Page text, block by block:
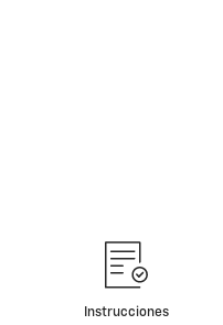
Instrucciones